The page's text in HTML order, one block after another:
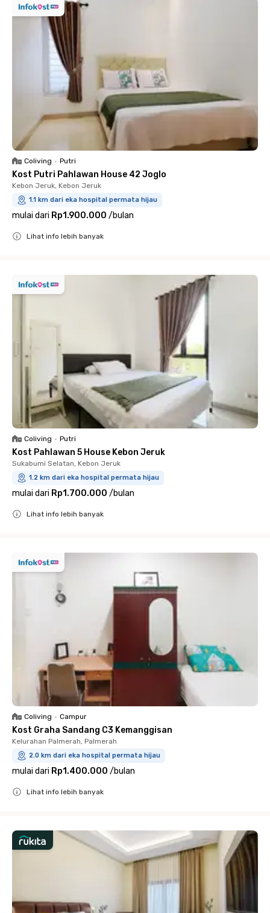
Coliving • Putri
Kost Putri Pahlawan House 42 Joglo
Kebon Jeruk, Kebon Jeruk
1.1 km dari eka hospital permata hijau
mulai dari Rp1.900.000 /bulan
Lihat info lebih banyak
Coliving • Putri
Kost Pahlawan 5 House Kebon Jeruk
Sukabumi Selatan, Kebon Jeruk
1.2 km dari eka hospital permata hijau
mulai dari Rp1.700.000 /bulan
Lihat info lebih banyak
Coliving • Campur
Kost Graha Sandang C3 Kemanggisan
Kelurahan Palmerah, Palmerah
2.0 km dari eka hospital permata hijau
mulai dari Rp1.400.000 /bulan
Lihat info lebih banyak